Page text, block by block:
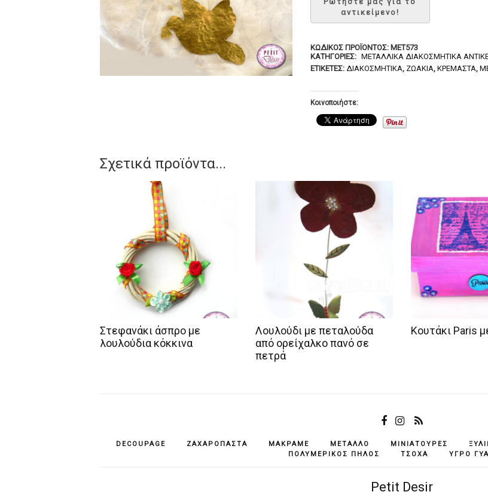
ΚΩΔΙΚΌΣ ΠΡΟΪΌΝΤΟΣ: MET573
ΚΑΤΗΓΟΡΊΕΣ: ΜΕΤΑΛΛΙΚΆ ΔΙΑΚΟΣΜΗΤΙΚΆ
ΕΤΙΚΈΤΕΣ: ΔΙΑΚΟΣΜΗΤΙΚΆ, ΖΩΆΚΙΑ, ΚΡΕΜΑΣΤΆ,
Κοινοποιήστε:
Σχετικά προϊόντα...
Στεφανάκι άσπρο με
λουλούδια κόκκινα
Λουλούδι με πεταλούδα
από ορείχαλκο πανό σε
πετρά
Κουτάκι Paris
DECOUPAGE ΖΑΧΑΡΌΠΑΣΤΑ ΜΑΚΡΑΜΈ ΜΈΤΑΛΛΟ ΜΙΝΙΑΤΟΎΡΕΣ
ΠΟΛΥΜΕΡΙΚΌΣ ΠΗΛΌΣ
ΤΣΌΧΑ ΥΓΡΌ
Petit Desir